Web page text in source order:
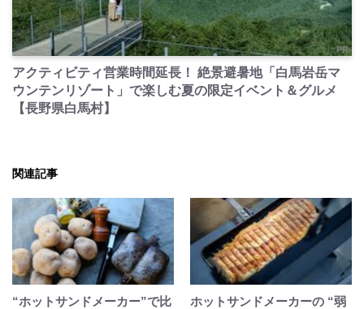
PR
アクティビティ営業時間延長！ 絶景避暑地「白馬岩岳マ
ウンテンリゾート」で楽しむ夏の限定イベント＆グルメ
【長野県白馬村】
関連記事
“ホットサンドメーカー”で比
ホットサンドメーカーの “弱